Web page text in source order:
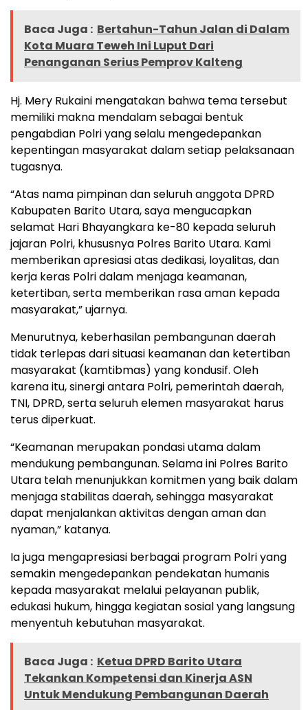
Baca Juga : Bertahun-Tahun Jalan di Dalam
Kota Muara Teweh Ini Luput Dari
Penanganan Serius Pemprov Kalteng
Hj. Mery Rukaini mengatakan bahwa tema tersebut
memiliki makna mendalam sebagai bentuk
pengabdian Polri yang selalu mengedepankan
kepentingan masyarakat dalam setiap pelaksanaan
tugasnya.
“Atas nama pimpinan dan seluruh anggota DPRD
Kabupaten Barito Utara, saya mengucapkan
selamat Hari Bhayangkara ke-80 kepada seluruh
jajaran Polri, khususnya Polres Barito Utara. Kami
memberikan apresiasi atas dedikasi, loyalitas, dan
kerja keras Polri dalam menjaga keamanan,
ketertiban, serta memberikan rasa aman kepada
masyarakat,” ujarnya.
Menurutnya, keberhasilan pembangunan daerah
tidak terlepas dari situasi keamanan dan ketertiban
masyarakat (kamtibmas) yang kondusif. Oleh
karena itu, sinergi antara Polri, pemerintah daerah,
TNI, DPRD, serta seluruh elemen masyarakat harus
terus diperkuat.
“Keamanan merupakan pondasi utama dalam
mendukung pembangunan. Selama ini Polres Barito
Utara telah menunjukkan komitmen yang baik dalam
menjaga stabilitas daerah, sehingga masyarakat
dapat menjalankan aktivitas dengan aman dan
nyaman,” katanya.
Ia juga mengapresiasi berbagai program Polri yang
semakin mengedepankan pendekatan humanis
kepada masyarakat melalui pelayanan publik,
edukasi hukum, hingga kegiatan sosial yang langsung
menyentuh kebutuhan masyarakat.
Baca Juga : Ketua DPRD Barito Utara
Tekankan Kompetensi dan Kinerja ASN
Untuk Mendukung Pembangunan Daerah